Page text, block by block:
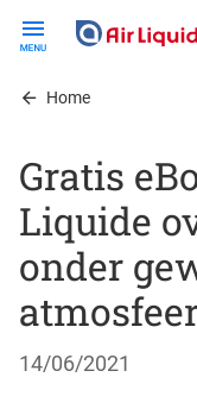
contentHome
Gratis
Liquide
onder
14/06/2021